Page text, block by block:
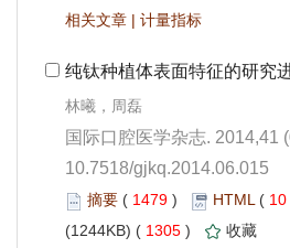
|
10.7518/gjkq.2014.06.015
1479 ) 10
1305 )